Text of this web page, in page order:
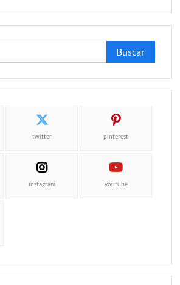
Buscar:
twitter pinterest
instagram youtube